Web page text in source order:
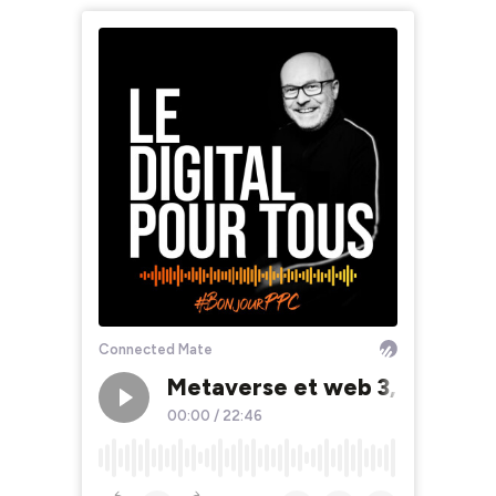
Connected Mate
Metaverse et web 3, la
00:00 / 22:46